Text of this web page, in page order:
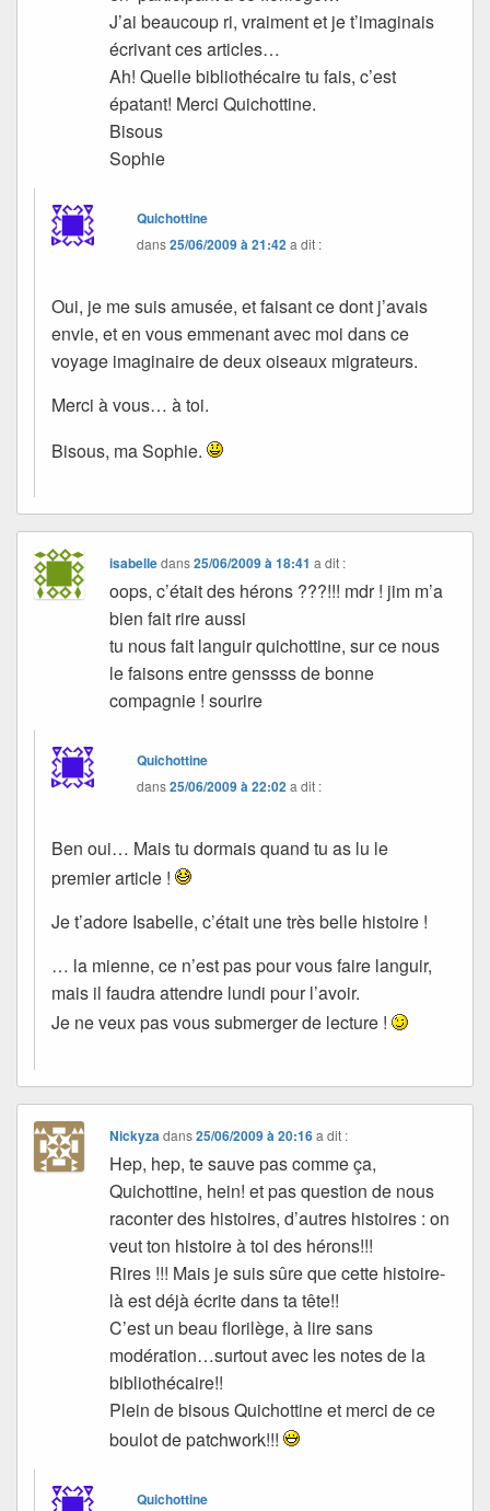
J’ai beaucoup ri, vraiment et je t’imaginais
écrivant ces articles…
Ah! Quelle bibliothécaire tu fais, c’est
épatant! Merci Quichottine.
Bisous
Sophie
Quichottine
dans25/06/2009 à 21:42 a dit :
Oui, je me suis amusée, et faisant ce dont j’avais
envie, et en vous emmenant avec moi dans ce
voyage imaginaire de deux oiseaux migrateurs.
Merci à vous… à toi.
Bisous, ma Sophie.
isabelledans25/06/2009 à 18:41 a dit :
oops, c’était des hérons ???!!! mdr ! jim m’a
bien fait rire aussi
tu nous fait languir quichottine, sur ce nous
le faisons entre genssss de bonne
compagnie ! sourire
Quichottine
dans25/06/2009 à 22:02a dit :
Ben oui… Mais tu dormais quand tu as lu le
premier article !
Je t’adore Isabelle, c’était une très belle histoire !
… la mienne, ce n’est pas pour vous faire languir,
mais il faudra attendre lundi pour l’avoir.
Je ne veux pas vous submerger de lecture !
Nickyzadans25/06/2009 à 20:16 a dit :
Hep, hep, te sauve pas comme ça,
Quichottine, hein! et pas question de nous
raconter des histoires, d’autres histoires : on
veut ton histoire à toi des hérons!!!
Rires !!! Mais je suis sûre que cette histoire-
là est déjà écrite dans ta tête!!
C’est un beau florilège, à lire sans
modération…surtout avec les notes de la
bibliothécaire!!
Plein de bisous Quichottine et merci de ce
boulot de patchwork!!!
Quichottine